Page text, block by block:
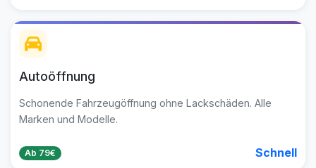
Autoöffnung
Schonende Fahrzeugöffnung ohne Lackschäden. Alle
Marken und Modelle.
Ab 79€ Schnell